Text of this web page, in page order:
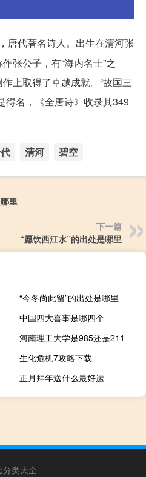
唐代著名诗人。出生在清河张
张公子，有“海内名士”之
上取得了卓越成就。“故国三
得名，《全唐诗》收录其349
清河 碧空
里
下一篇
“愿饮西江水”的出处是哪里
“今冬尚此留”的出处是哪里
中国四大喜事是哪四个
河南理工大学是985还是211
生化危机7攻略下载
正月拜年送什么最好运
分类大全